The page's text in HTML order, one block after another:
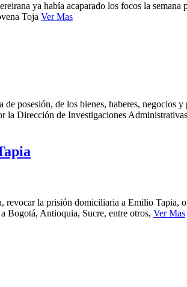
ya había acaparado los focos la semana
Toja Ver Mas
posesión, de los bienes, haberes, negocios
la Dirección de Investigaciones
la prisión domiciliaria a Emilio Tapia,
Bogotá, Antioquia, Sucre, entre otros, Ver Mas